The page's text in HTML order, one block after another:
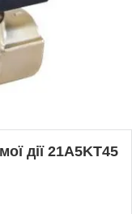
дії 21A5KT45